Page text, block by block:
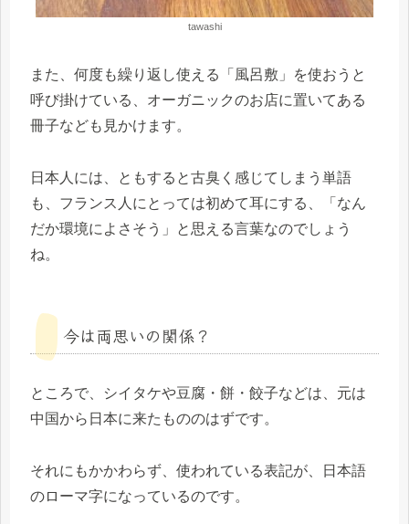
tawashi
また、何度も繰り返し使える「風呂敷」を使おうと
呼び掛けている、オーガニックのお店に置いてある
冊子なども見かけます。
日本人には、ともすると古臭く感じてしまう単語
も、フランス人にとっては初めて耳にする、「なん
だか環境によさそう」と思える言葉なのでしょう
ね。
今は両思いの関係？
ところで、シイタケや豆腐・餅・餃子などは、元は
中国から日本に来たもののはずです。
それにもかかわらず、使われている表記が、日本語
のローマ字になっているのです。